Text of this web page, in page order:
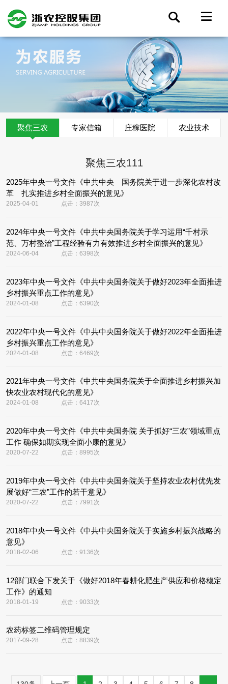
聚焦三农 专家信箱 庄稼医院 农业技术
聚焦三农111
2025年中央一号文件《中共中央 国务院关于进一步深化农村改
革 扎实推进乡村全面振兴的意见》
2025-04-01 点击：3987次
2024年中央一号文件《中共中央国务院关于学习运用“千村示
范、万村整治”工程经验有力有效推进乡村全面振兴的意见》
2024-06-04 点击：6398次
2023年中央一号文件《中共中央国务院关于做好2023年全面推进
乡村振兴重点工作的意见》
2024-01-08 点击：6390次
2022年中央一号文件《中共中央国务院关于做好2022年全面推进
乡村振兴重点工作的意见》
2024-01-08 点击：6469次
2021年中央一号文件《中共中央国务院关于全面推进乡村振兴加
快农业农村现代化的意见》
2024-01-08 点击：6417次
2020年中央一号文件《中共中央国务院 关于抓好“三农”领域重点
工作 确保如期实现全面小康的意见》
2020-07-22 点击：8995次
2019年中央一号文件《中共中央国务院关于坚持农业农村优先发
展做好“三农”工作的若干意见》
2020-07-22 点击：7991次
2018年中央一号文件《中共中央国务院关于实施乡村振兴战略的
意见》
2018-02-06 点击：9136次
12部门联合下发关于《做好2018年春耕化肥生产供应和价格稳定
工作》的通知
2018-01-19 点击：9033次
农药标签二维码管理规定
2017-09-28 点击：8839次